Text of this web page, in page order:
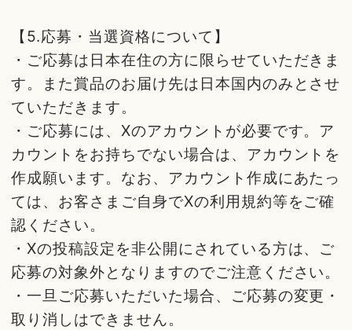
【5.応募・当選資格について】
・ご応募は日本在住の方に限らせていただきま
す。また賞品のお届け先は日本国内のみとさせ
ていただきます。
・ご応募には、Xのアカウントが必要です。ア
カウントをお持ちでない場合は、アカウントを
作成願います。なお、アカウント作成にあたっ
ては、お客さまご自身でXの利用規約等をご確
認ください。
・Xの投稿設定を非公開にされている方は、ご
応募の対象外となりますのでご注意ください。
・一旦ご応募いただいた場合、ご応募の変更・
取り消しはできません。